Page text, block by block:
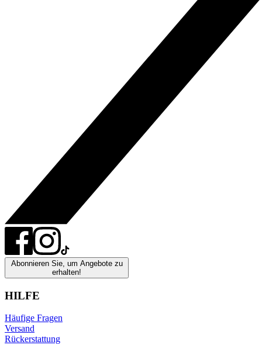
Abonnieren Sie, um Angebote zu
erhalten!
HILFE
Häufige Fragen
Versand
Rückerstattung